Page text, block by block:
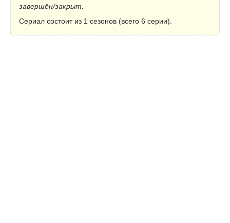
завершён/закрыт.
Сериал состоит из 1 сезонов (всего 6 серии).